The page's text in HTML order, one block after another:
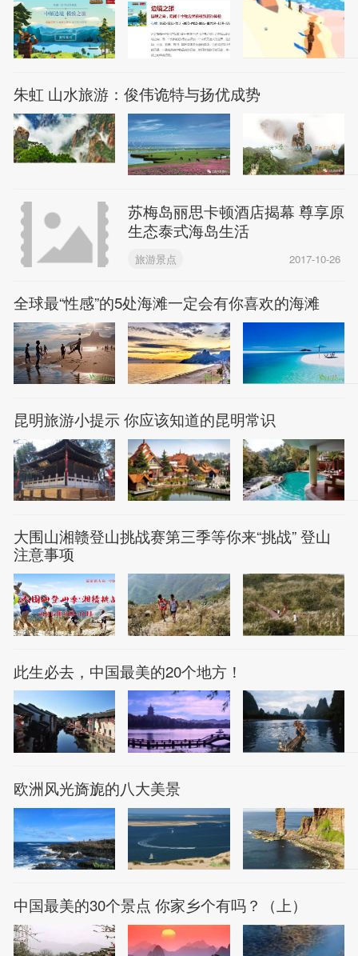
朱虹 山水旅游：俊伟诡特与扬优成势
苏梅岛丽思卡顿酒店揭幕 尊享原
生态泰式海岛生活
旅游景点 2017-10-26
全球最“性感”的5处海滩一定会有你喜欢的海滩
昆明旅游小提示 你应该知道的昆明常识
大围山湘赣登山挑战赛第三季等你来“挑战” 登山
注意事项
此生必去，中国最美的20个地方！
欧洲风光旖旎的八大美景
中国最美的30个景点 你家乡个有吗？（上）